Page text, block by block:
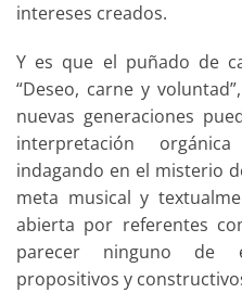
intereses creados.
Y es que el puñado de
“Deseo, carne y
nuevas generaciones
interpretación
indagando en el misterio
meta musical y
abierta por referentes
parecer ninguno de
propositivos y